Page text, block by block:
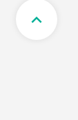
expand_less